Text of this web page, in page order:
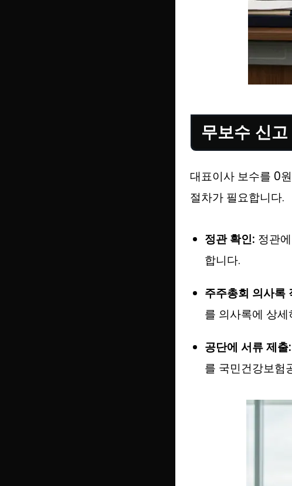
무보수 신
대표이사 보수를 0
절차가 필요합니다.
정관 확인: 정관
합니다.
주주총회 의사록
를 의사록에 상
공단에 서류 제출:
를 국민건강보험